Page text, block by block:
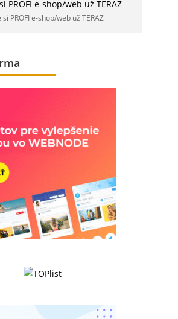
PROFI e-shop/web už TERAZ